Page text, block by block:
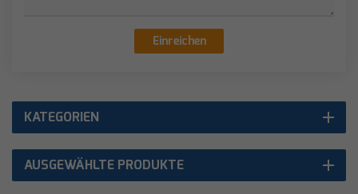
Einreichen
KATEGORIEN
AUSGEWÄHLTE PRODUKTE